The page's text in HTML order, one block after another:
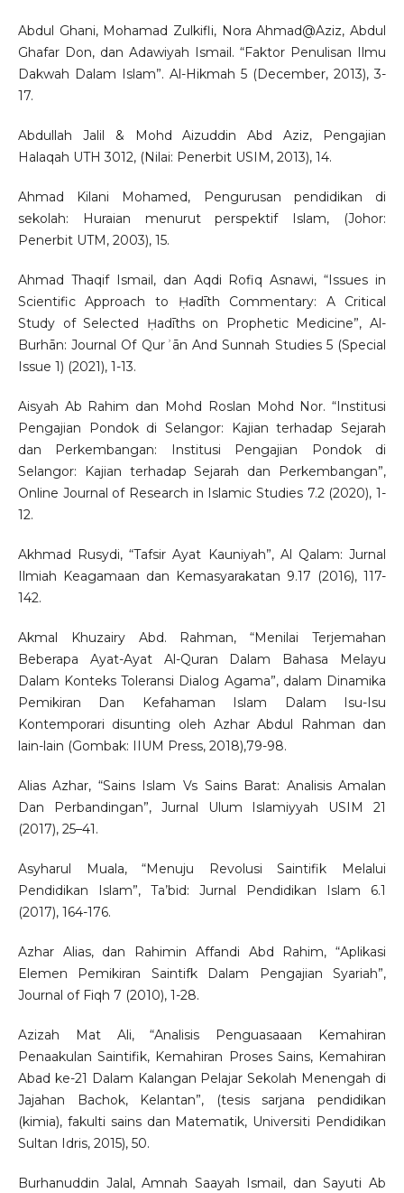
Abdul Ghani, Mohamad Zulkifli, Nora Ahmad@Aziz, Abdul
Ghafar Don, dan Adawiyah Ismail. “Faktor Penulisan Ilmu
Dakwah Dalam Islam”. Al-Hikmah 5 (December, 2013), 3-
17.
Abdullah Jalil & Mohd Aizuddin Abd Aziz, Pengajian
Halaqah UTH 3012, (Nilai: Penerbit USIM, 2013), 14.
Ahmad Kilani Mohamed, Pengurusan pendidikan di
sekolah: Huraian menurut perspektif Islam, (Johor:
Penerbit UTM, 2003), 15.
Ahmad Thaqif Ismail, dan Aqdi Rofiq Asnawi, “Issues in
Scientific Approach to Ḥadīth Commentary: A Critical
Study of Selected Ḥadīths on Prophetic Medicine”, Al-
Burhān: Journal Of Qurʾān And Sunnah Studies 5 (Special
Issue 1) (2021), 1-13.
Aisyah Ab Rahim dan Mohd Roslan Mohd Nor. “Institusi
Pengajian Pondok di Selangor: Kajian terhadap Sejarah
dan Perkembangan: Institusi Pengajian Pondok di
Selangor: Kajian terhadap Sejarah dan Perkembangan”,
Online Journal of Research in Islamic Studies 7.2 (2020), 1-
12.
Akhmad Rusydi, “Tafsir Ayat Kauniyah”, Al Qalam: Jurnal
Ilmiah Keagamaan dan Kemasyarakatan 9.17 (2016), 117-
142.
Akmal Khuzairy Abd. Rahman, “Menilai Terjemahan
Beberapa Ayat-Ayat Al-Quran Dalam Bahasa Melayu
Dalam Konteks Toleransi Dialog Agama”, dalam Dinamika
Pemikiran Dan Kefahaman Islam Dalam Isu-Isu
Kontemporari disunting oleh Azhar Abdul Rahman dan
lain-lain (Gombak: IIUM Press, 2018),79-98.
Alias Azhar, “Sains Islam Vs Sains Barat: Analisis Amalan
Dan Perbandingan”, Jurnal Ulum Islamiyyah USIM 21
(2017), 25–41.
Asyharul Muala, “Menuju Revolusi Saintifik Melalui
Pendidikan Islam”, Ta’bid: Jurnal Pendidikan Islam 6.1
(2017), 164-176.
Azhar Alias, dan Rahimin Affandi Abd Rahim, “Aplikasi
Elemen Pemikiran Saintifk Dalam Pengajian Syariah”,
Journal of Fiqh 7 (2010), 1-28.
Azizah Mat Ali, “Analisis Penguasaaan Kemahiran
Penaakulan Saintifik, Kemahiran Proses Sains, Kemahiran
Abad ke-21 Dalam Kalangan Pelajar Sekolah Menengah di
Jajahan Bachok, Kelantan”, (tesis sarjana pendidikan
(kimia), fakulti sains dan Matematik, Universiti Pendidikan
Sultan Idris, 2015), 50.
Burhanuddin Jalal, Amnah Saayah Ismail, dan Sayuti Ab